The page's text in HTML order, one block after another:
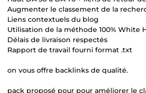
Augmenter le classement de la
Liens contextuels du blog
Utilisation de la méthode 100% White
Délais de livraison respectés
Rapport de travail fourni format .txt
on vous offre backlinks de qualité.
pack proposé pour pour améliorer le